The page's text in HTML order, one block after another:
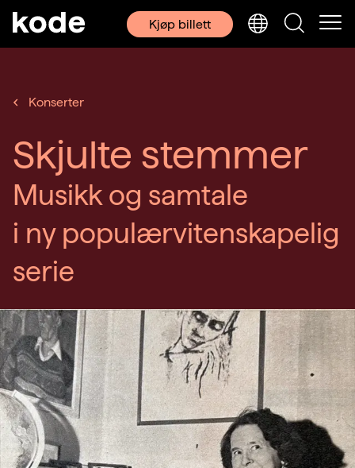
Kjøp billett
Konserter
Skjulte stemmer
Musikk og samtale
i ny populærvitenskapelig
serie